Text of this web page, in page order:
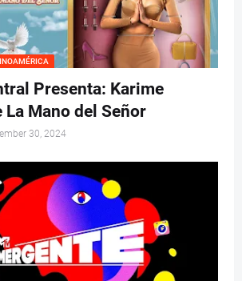
Presenta: Karime
La Mano del Señor
30, 2024